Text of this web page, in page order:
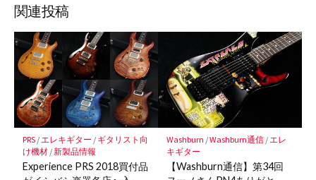
ア
ク
マ
ー
ク
に
保
存
関連投稿
PRS/エレキギター / ギタリスト向
け機材/新製品情報
Experience PRS 2018買付品
Washburn /Washburn通信/エレ
キギター
【Washburn通信】第34回